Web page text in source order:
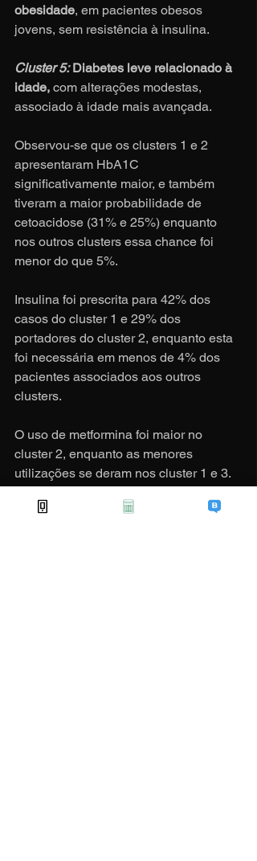
obesidade, em pacientes obesos
jovens, sem resistência à insulina.
Cluster 5: Diabetes leve relacionado à
idade, com alterações modestas,
associado à idade mais avançada.
Observou-se que os clusters 1 e 2
apresentaram HbA1C
significativamente maior, e também
tiveram a maior probabilidade de
cetoacidose (31% e 25%) enquanto
nos outros clusters essa chance foi
menor do que 5%.
Insulina foi prescrita para 42% dos
casos do cluster 1 e 29% dos
portadores do cluster 2, enquanto esta
foi necessária em menos de 4% dos
pacientes associados aos outros
clusters.
O uso de metformina foi maior no
cluster 2, enquanto as menores
utilizações se deram nos cluster 1 e 3.
doença crônica como nefropatia